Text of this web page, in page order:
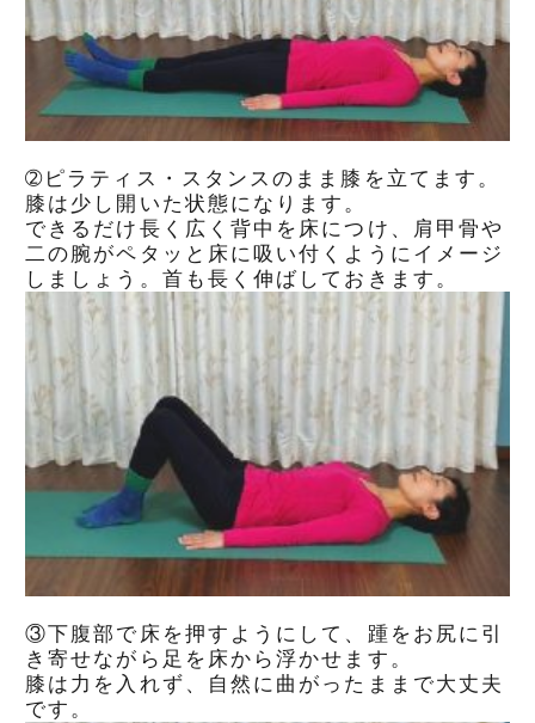
➁ピラティス・スタンスのまま膝を立てます。
膝は少し開いた状態になります。
できるだけ長く広く背中を床につけ、肩甲骨や
二の腕がペタッと床に吸い付くようにイメージ
しましょう。首も長く伸ばしておきます。
③下腹部で床を押すようにして、踵をお尻に引
き寄せながら足を床から浮かせます。
膝は力を入れず、自然に曲がったままで大丈夫
です。